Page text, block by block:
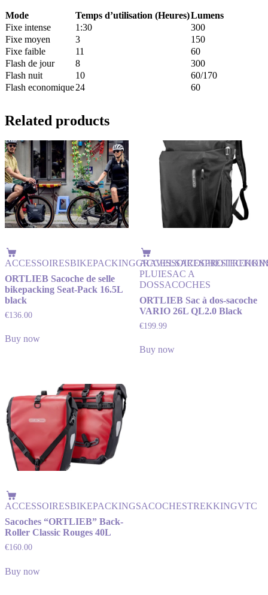
Mode Temps d’utilisation (Heures)Lumens
Fixe intense
1:30
300
Fixe moyen
3
150
Fixe faible
11
60
Flash de jour
8
300
Flash nuit
10
60/170
Flash economique24 60
Related products
ACCESSOIRESBIKEPACKINGGRAVELSACOCHES
ORTLIEB Sacoche de selle
bikepacking Seat-Pack 16.5L
black
€136.00
Buy now
ACCESSOIRES
PLUIESAC A
DOSSACOCHES
ORTLIEB Sac à dos-sacoche
VARIO 26L QL2.0 Black
€199.99
Buy now
ACCESSOIRESBIKEPACKINGSACOCHESTREKKINGVTC
Sacoches “ORTLIEB” Back-
Roller Classic Rouges 40L
€160.00
Buy now